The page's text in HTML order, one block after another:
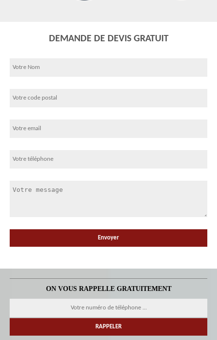
DEMANDE DE DEVIS GRATUIT
ON VOUS RAPPELLE GRATUITEMENT